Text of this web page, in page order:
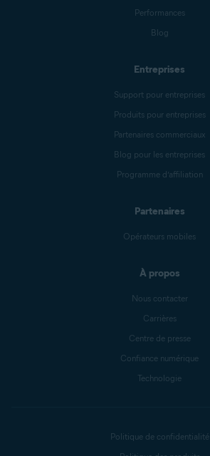
Performances
Blog
Entreprises
Support pour entreprises
Produits pour entreprises
Partenaires commerciaux
Blog pour les entreprises
Programme d’affiliation
Partenaires
Opérateurs mobiles
À propos
Nous contacter
Carrières
Centre de presse
Confiance numérique
Technologie
Politique de confidentialité